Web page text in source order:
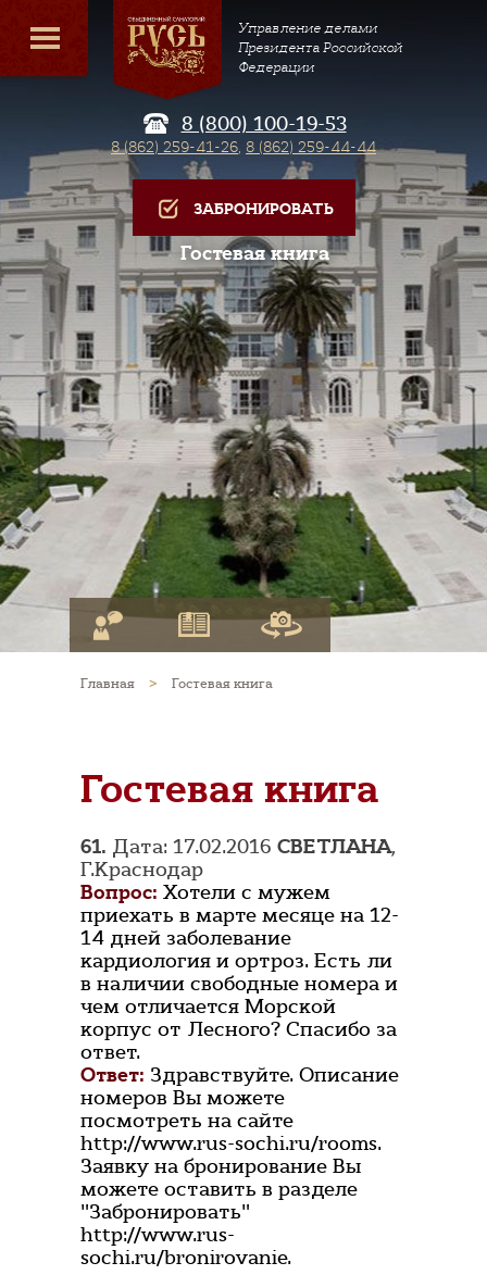
Управление делами
Президента Российской
Федерации
8 (800) 100-19-53
8 (862) 259-41-26, 8 (862) 259-44-44
ЗАБРОНИРОВАТЬ
Гостевая книга
Главная > Гостевая книга
Гостевая книга
61. Дата: 17.02.2016 СВЕТЛАНА,
Г.Краснодар
Вопрос: Хотели с мужем
приехать в марте месяце на 12-
14 дней заболевание
кардиология и ортроз. Есть ли
в наличии свободные номера и
чем отличается Морской
корпус от Лесного? Спасибо за
ответ.
Ответ: Здравствуйте. Описание
номеров Вы можете
посмотреть на сайте
http://www.rus-sochi.ru/rooms.
Заявку на бронирование Вы
можете оставить в разделе
"Забронировать"
http://www.rus-
sochi.ru/bronirovanie.